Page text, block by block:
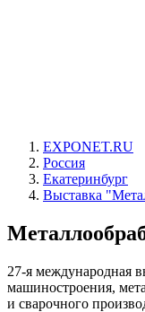
EXPONET.RU
Россия
Екатеринбург
Выставка
27-я международная
машиностроения,
и сварочного